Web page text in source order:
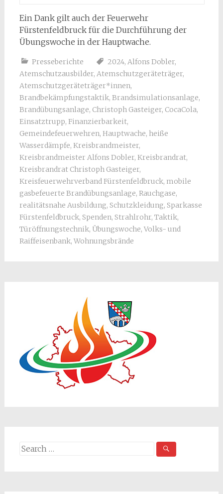
Ein Dank gilt auch der Feuerwehr
Fürstenfeldbruck für die Durchführung der
Übungswoche in der Hauptwache.
Presseberichte 2024, Alfons Dobler,
Atemschutzausbilder, Atemschutzgeräteträger,
Atemschutzgeräteträger*innen,
Brandbekämpfungstaktik, Brandsimulationsanlage,
Brandübungsanlage, Christoph Gasteiger, CocaCola,
Einsatztrupp, Finanzierbarkeit,
Gemeindefeuerwehren, Hauptwache, heiße
Wasserdämpfe, Kreisbrandmeister,
Kreisbrandmeister Alfons Dobler, Kreisbrandrat,
Kreisbrandrat Christoph Gasteiger,
Kreisfeuerwehrverband Fürstenfeldbruck, mobile
gasbefeuerte Brandübungsanlage, Rauchgase,
realitätsnahe Ausbildung, Schutzkleidung, Sparkasse
Fürstenfeldbruck, Spenden, Strahlrohr, Taktik,
Türöffnungstechnik, Übungswoche, Volks- und
Raiffeisenbank, Wohnungsbrände
Search